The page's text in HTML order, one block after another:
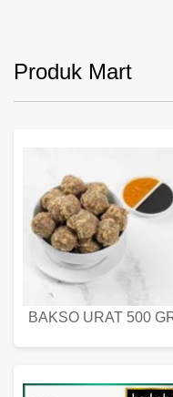
Produk Mart
BAKSO URAT 500